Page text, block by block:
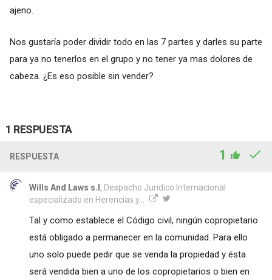
ajeno.
Nos gustaría poder dividir todo en las 7 partes y darles su parte
para ya no tenerlos en el grupo y no tener ya mas dolores de
cabeza. ¿Es eso posible sin vender?
1 RESPUESTA
RESPUESTA 1
Wills And Laws s.l , Despacho Juridico Internacional
especializado en Herencias y...
Tal y como establece el Código civil, ningún copropietario
está obligado a permanecer en la comunidad. Para ello
uno solo puede pedir que se venda la propiedad y ésta
será vendida bien a uno de los copropietarios o bien en